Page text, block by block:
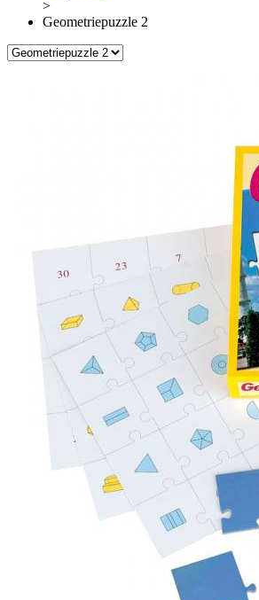
>
Geometriepuzzle 2